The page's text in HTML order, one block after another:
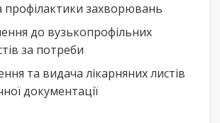
профілактики захворювань
до вузькопрофільних
за потреби
та видача лікарняних листів
документації